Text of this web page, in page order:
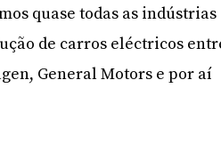
quase todas as indústrias
de carros eléctricos
General Motors e por aí